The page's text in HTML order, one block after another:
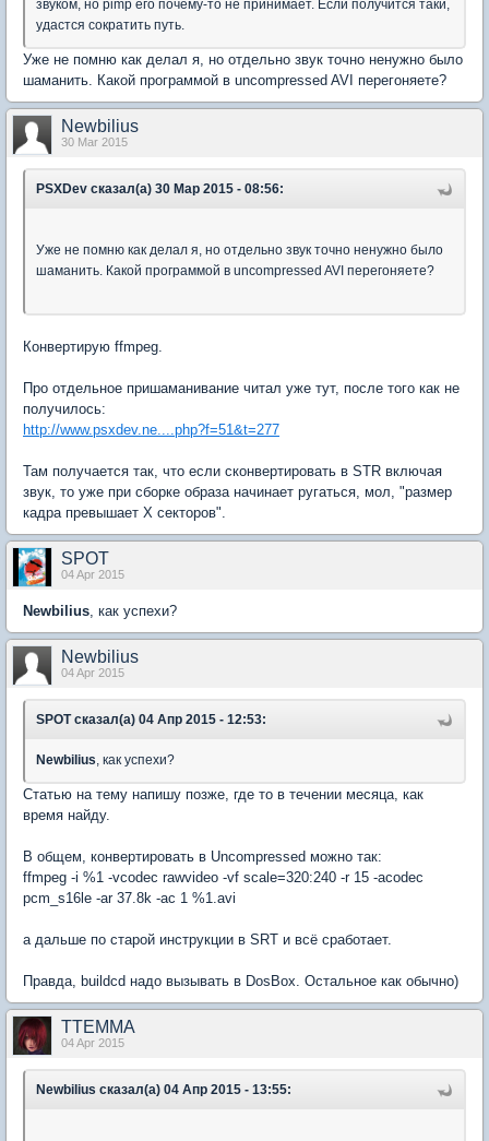
звуком, но pimp его почему-то не принимает. Если получится таки,
удастся сократить путь.
Уже не помню как делал я, но отдельно звук точно ненужно было
шаманить. Какой программой в uncompressed AVI перегоняете?
Newbilius
30 Mar 2015
PSXDev сказал(а) 30 Мар 2015 - 08:56:
Уже не помню как делал я, но отдельно звук точно ненужно было
шаманить. Какой программой в uncompressed AVI перегоняете?
Конвертирую ffmpeg.
Про отдельное пришаманивание читал уже тут, после того как не
получилось:
http://www.psxdev.ne....php?f=51&t=277
Там получается так, что если сконвертировать в STR включая
звук, то уже при сборке образа начинает ругаться, мол, "размер
кадра превышает X секторов".
SPOT
04 Apr 2015
Newbilius, как успехи?
Newbilius
04 Apr 2015
SPOT сказал(а) 04 Апр 2015 - 12:53:
Newbilius, как успехи?
Статью на тему напишу позже, где то в течении месяца, как
время найду.
В общем, конвертировать в Uncompressed можно так:
ffmpeg -i %1 -vcodec rawvideo -vf scale=320:240 -r 15 -acodec
pcm_s16le -ar 37.8k -ac 1 %1.avi
а дальше по старой инструкции в SRT и всё сработает.
Правда, buildcd надо вызывать в DosBox. Остальное как обычно)
TTEMMA
04 Apr 2015
Newbilius сказал(а) 04 Апр 2015 - 13:55: